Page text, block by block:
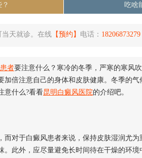
吃啥
天就诊。在线 【预约】 电话： 18206873279
者要注意什么？寒冷的冬季，严寒的寒风
加倍注意自己的身体和皮肤健康。冬季的
意什么?看看昆明白癜风医院的介绍吧。
对于白癜风患者来说，保持皮肤湿润尤为
。此外，应尽量避免长时间待在干燥的环